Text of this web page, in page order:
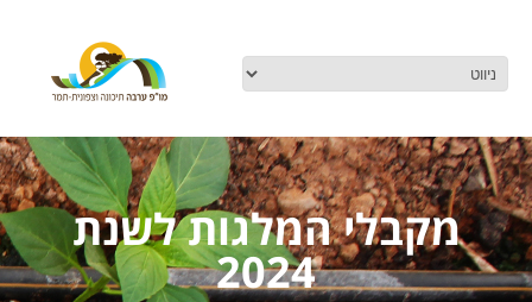
מקבלי המלגות לשנת
2024